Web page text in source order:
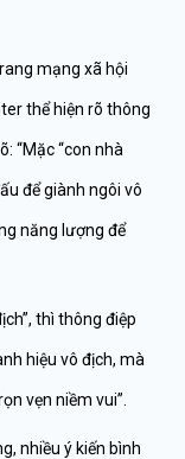
mạng xã hội
thể hiện rõ thông
“Mặc “con nhà
để giành ngôi vô
năng lượng để
thì thông điệp
hiệu vô địch, mà
vẹn niềm vui”.
nhiều ý kiến bình